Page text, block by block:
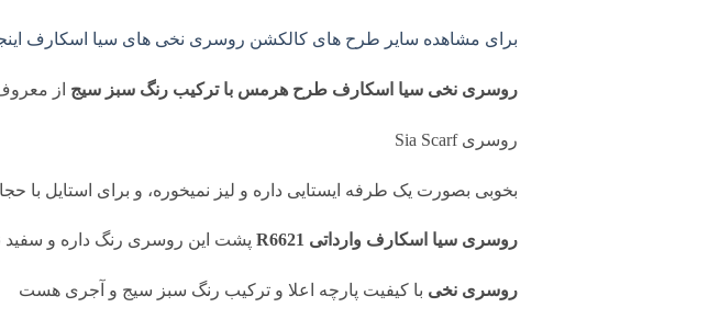
برای مشاهده سایر طرح های کالکشن روسری نخی های سیا اسکارف
روسری نخی سیا اسکارف طرح هرمس با ترکیب رنگ سبز سیج از
روسری Sia Scarf
بخوبی بصورت یک طرفه ایستایی داره و لیز نمیخوره، و برای استایل
روسری سیا اسکارف وارداتی R6621 پشت این روسری رنگ داره و
روسری نخی با کیفیت پارچه اعلا و ترکیب رنگ سبز سیج و آجری هست